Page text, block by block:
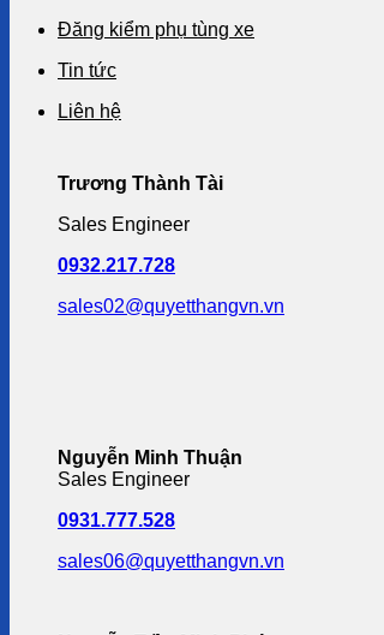
Đăng kiểm phụ tùng xe
Tin tức
Liên hệ
Trương Thành Tài
Sales Engineer
0932.217.728
sales02@quyetthangvn.vn
Nguyễn Minh Thuận
Sales Engineer
0931.777.528
sales06@quyetthangvn.vn